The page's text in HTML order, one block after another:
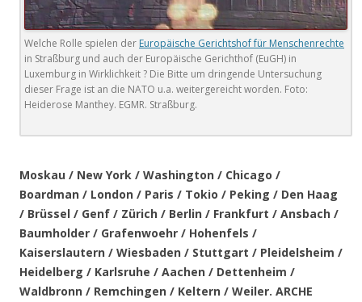
Welche Rolle spielen der Europäische Gerichtshof für Menschenrechte
in Straßburg und auch der Europäische Gerichthof (EuGH) in
Luxemburg in Wirklichkeit ? Die Bitte um dringende Untersuchung
dieser Frage ist an die NATO u.a. weitergereicht worden. Foto:
Heiderose Manthey. EGMR. Straßburg.
Moskau / New York / Washington / Chicago /
Boardman / London / Paris / Tokio / Peking / Den Haag
/ Brüssel / Genf / Zürich / Berlin / Frankfurt / Ansbach /
Baumholder / Grafenwoehr / Hohenfels /
Kaiserslautern / Wiesbaden / Stuttgart / Pleidelsheim /
Heidelberg / Karlsruhe / Aachen / Dettenheim /
Waldbronn / Remchingen / Keltern / Weiler. ARCHE